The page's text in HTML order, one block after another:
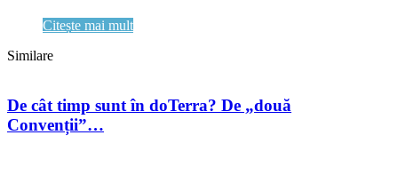
Citește mai mult
Similare
De cât timp sunt în doTerra? De „două
Convenții”…